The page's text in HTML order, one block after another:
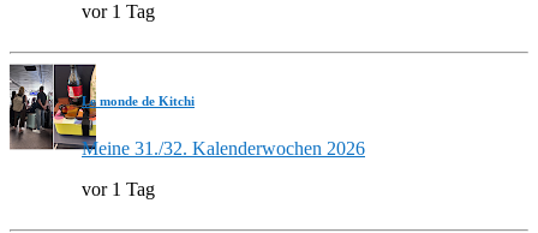
vor 1 Tag
Le monde de Kitchi
Meine 31./32. Kalenderwochen 2026
vor 1 Tag